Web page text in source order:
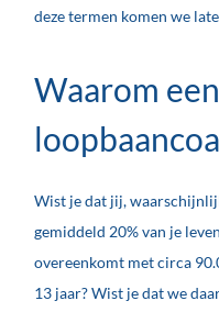
deze termen komen we
Waarom een
Wist je dat jij,
gemiddeld 20% van je
overeenkomt met circa
13 jaar? Wist je dat we